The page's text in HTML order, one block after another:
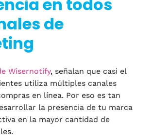
en todos
de
Wisernotify, señalan que casi el
utiliza múltiples canales
en línea. Por eso es tan
la presencia de tu marca
en la mayor cantidad de